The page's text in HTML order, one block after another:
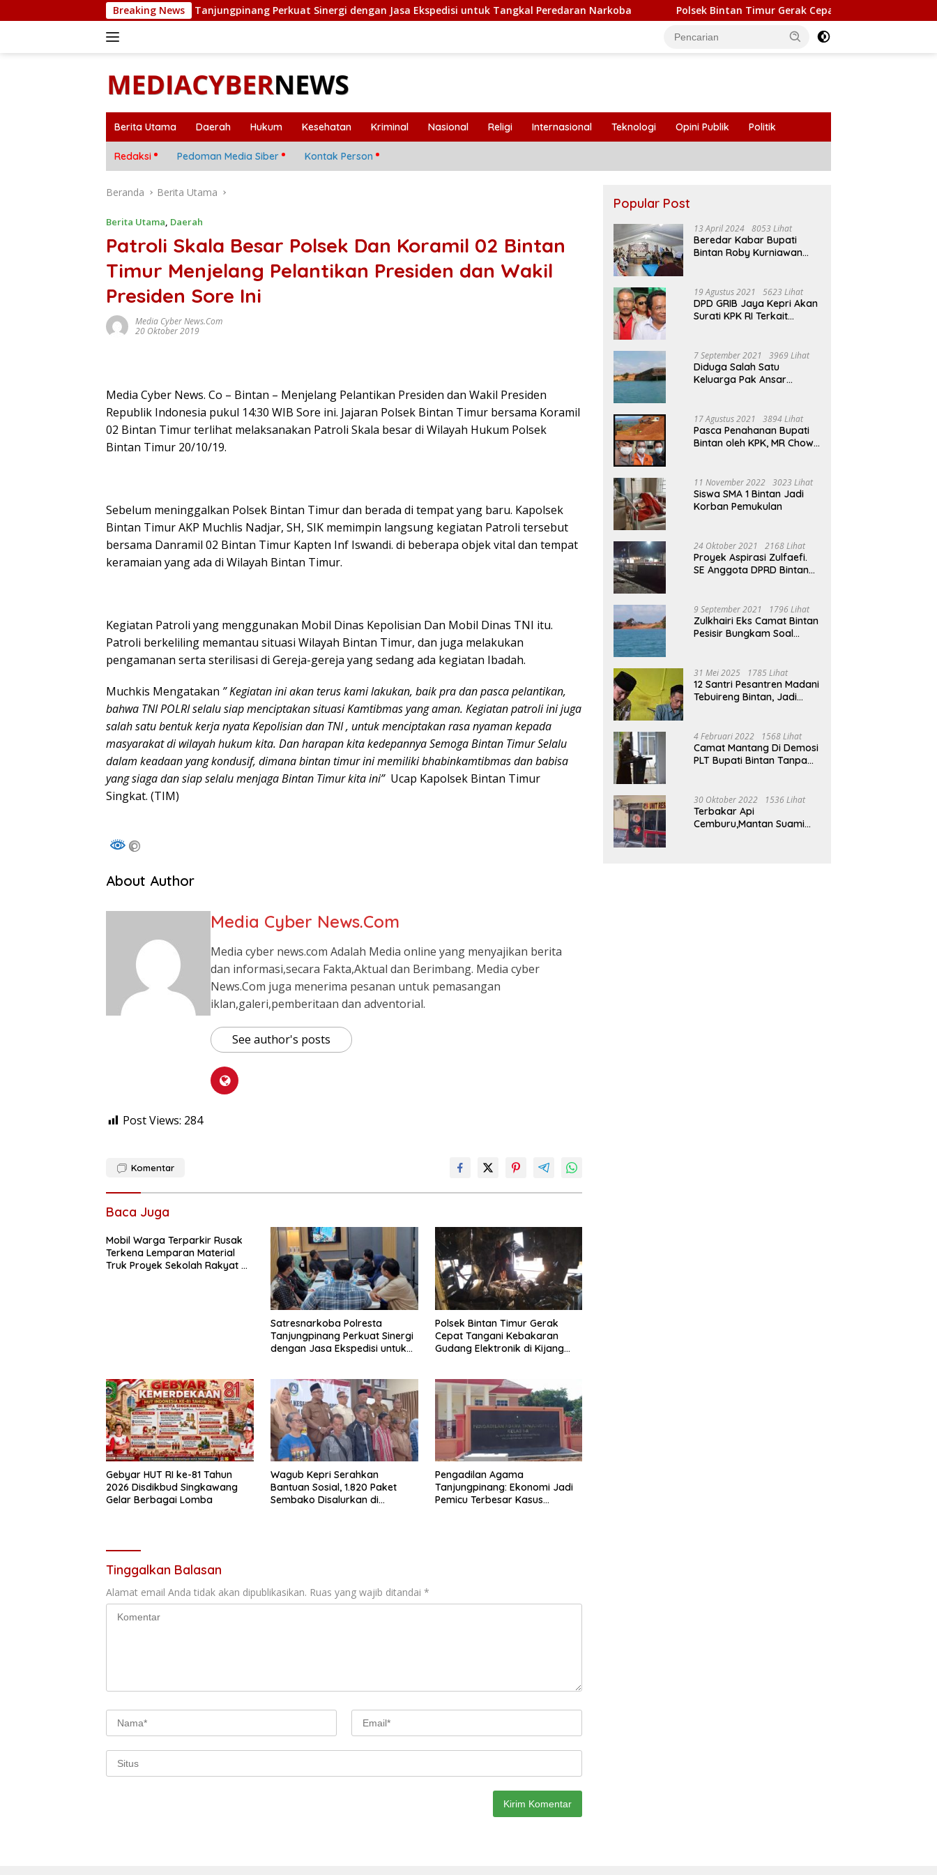
ke
Breaking News
Satresnarkoba Polresta Tanjungpinang Perkuat Sinergi dengan Jasa Ekspedisi untuk Tangkal Peredaran Narkoba Polsek Bintan Timur Gerak Cepat Tangani Kebakaran Gudang
Berita Utama Daerah Hukum Kesehatan Kriminal Nasional Religi Internasional Teknologi Opini Publik Politik
Redaksi Pedoman Media Siber Kontak Person
Beranda Berita Utama
Berita Utama, Daerah
Patroli Skala Besar Polsek Dan Koramil 02 Bintan
Timur Menjelang Pelantikan Presiden dan Wakil
Presiden Sore Ini
Media Cyber News.Com
20 Oktober 2019
Media Cyber News. Co – Bintan – Menjelang Pelantikan Presiden dan Wakil Presiden
Republik Indonesia pukul 14:30 WIB Sore ini. Jajaran Polsek Bintan Timur bersama Koramil
02 Bintan Timur terlihat melaksanakan Patroli Skala besar di Wilayah Hukum Polsek
Bintan Timur 20/10/19.
Sebelum meninggalkan Polsek Bintan Timur dan berada di tempat yang baru. Kapolsek
Bintan Timur AKP Muchlis Nadjar, SH, SIK memimpin langsung kegiatan Patroli tersebut
bersama Danramil 02 Bintan Timur Kapten Inf Iswandi. di beberapa objek vital dan tempat
keramaian yang ada di Wilayah Bintan Timur.
Kegiatan Patroli yang menggunakan Mobil Dinas Kepolisian Dan Mobil Dinas TNI itu.
Patroli berkeliling memantau situasi Wilayah Bintan Timur, dan juga melakukan
pengamanan serta sterilisasi di Gereja-gereja yang sedang ada kegiatan Ibadah.
Muchkis Mengatakan ” Kegiatan ini akan terus kami lakukan, baik pra dan pasca pelantikan,
bahwa TNI POLRI selalu siap menciptakan situasi Kamtibmas yang aman. Kegiatan patroli ini juga
salah satu bentuk kerja nyata Kepolisian dan TNI , untuk menciptakan rasa nyaman kepada
masyarakat di wilayah hukum kita. Dan harapan kita kedepannya Semoga Bintan Timur Selalu
dalam keadaan yang kondusif, dimana bintan timur ini memiliki bhabinkamtibmas dan babisa
yang siaga dan siap selalu menjaga Bintan Timur kita ini”Ucap Kapolsek Bintan Timur
Singkat. (TIM)
About Author
Media Cyber News.Com
Media cyber news.com Adalah Media online yang menyajikan berita
dan informasi,secara Fakta,Aktual dan Berimbang. Media cyber
News.Com juga menerima pesanan untuk pemasangan
iklan,galeri,pemberitaan dan adventorial.
See author's posts
Post Views: 284
Komentar
Baca Juga
Mobil Warga Terparkir Rusak
Terkena Lemparan Material
Truk Proyek Sekolah Rakyat di
Satresnarkoba Polresta
Tanjungpinang Perkuat Sinergi
dengan Jasa Ekspedisi untuk
Polsek Bintan Timur Gerak
Cepat Tangani Kebakaran
Gudang Elektronik di Kijang
Gebyar HUT RI ke-81 Tahun
2026 Disdikbud Singkawang
Gelar Berbagai Lomba
Wagub Kepri Serahkan
Bantuan Sosial, 1.820 Paket
Sembako Disalurkan di
Pengadilan Agama
Tanjungpinang: Ekonomi Jadi
Pemicu Terbesar Kasus
Tinggalkan Balasan
Alamat email Anda tidak akan dipublikasikan. Ruas yang wajib ditandai *
Popular Post
13 April 2024 8053 Lihat
Beredar Kabar Bupati
Bintan Roby Kurniawan
Open House Apri Sujadi
19 Agustus 2021 5623 Lihat
DPD GRIB Jaya Kepri Akan
Surati KPK RI Terkait
Bupati Bintan
7 September 2021 3969 Lihat
Diduga Salah Satu
Keluarga Pak Ansar
Boksit Ilegal Di Bintan
17 Agustus 2021 3894 Lihat
Pasca Penahanan Bupati
Bintan oleh KPK, MR Chow
Yang Silam
11 November 2022 3023 Lihat
Siswa SMA 1 Bintan Jadi
Korban Pemukulan
24 Oktober 2021 2168 Lihat
Proyek Aspirasi Zulfaefi.
SE Anggota DPRD Bintan
9 September 2021 1796 Lihat
Zulkhairi Eks Camat Bintan
Pesisir Bungkam Soal
Akan Lakukan Pengecekan
31 Mei 2025 1785 Lihat
12 Santri Pesantren Madani
Tebuireng Bintan, Jadi
4 Februari 2022 1568 Lihat
Camat Mantang Di Demosi
PLT Bupati Bintan Tanpa
30 Oktober 2022 1536 Lihat
Terbakar Api
Cemburu,Mantan Suami